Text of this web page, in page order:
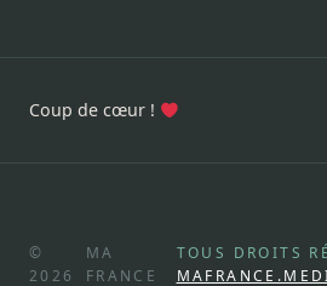
Coup de cœur !
©
2026
MA
FRANCE
TOUS DROITS